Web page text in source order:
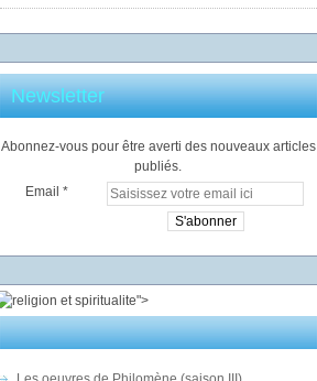
Newsletter
Abonnez-vous pour être averti des nouveaux articles
publiés.
Email
">